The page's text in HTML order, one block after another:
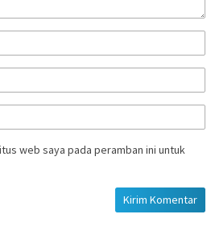
web saya pada peramban ini untuk